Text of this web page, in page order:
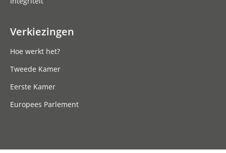
Verkiezingen
Hoe werkt het?
Tweede Kamer
Eerste Kamer
Europees Parlement